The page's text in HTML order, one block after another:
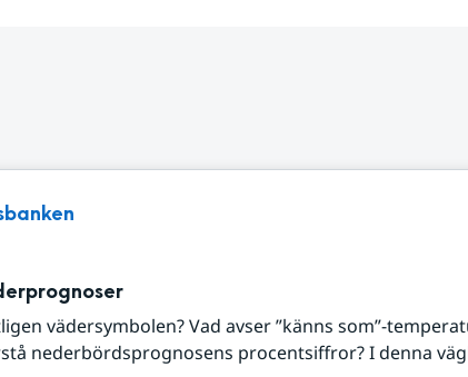
vädersymbolen? Vad avser ”känns som”-
nederbördsprognosens procentsiffror? I denna